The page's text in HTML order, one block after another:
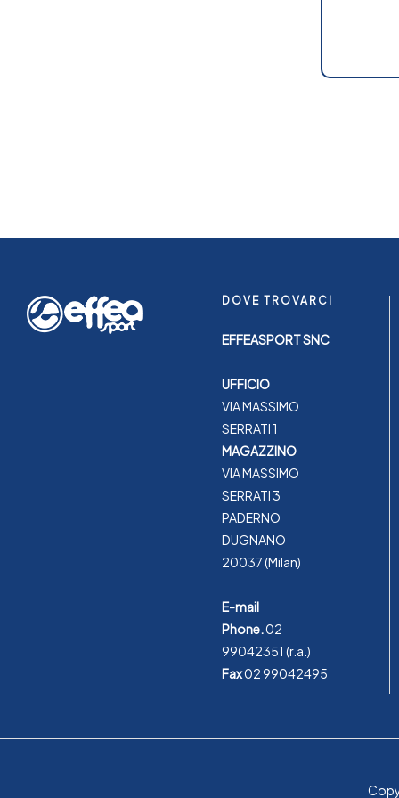
DOVE TROVARCI
EFFEASPORT SNC
UFFICIO
VIA MASSIMO
SERRATI 1
MAGAZZINO
VIA MASSIMO
SERRATI 3
PADERNO
DUGNANO
20037 (Milan)
E-mail
Phone.02
99042351 (r.a.)
Fax02 99042495